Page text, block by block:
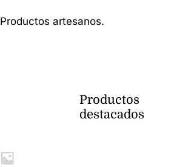
Productos artesanos.
Productos
destacados